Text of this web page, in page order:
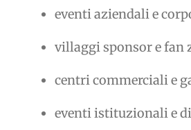
eventi aziendali e
villaggi sponsor e fan
centri commerciali e
eventi istituzionali e